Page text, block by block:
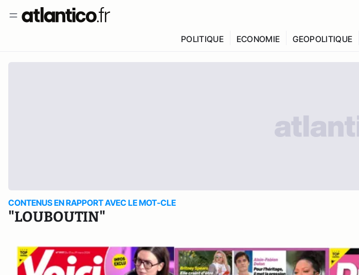
POLITIQUE ECONOMIE GEOPOLITIQUE
CONTENUS EN RAPPORT AVEC LE MOT-CLE
"LOUBOUTIN"